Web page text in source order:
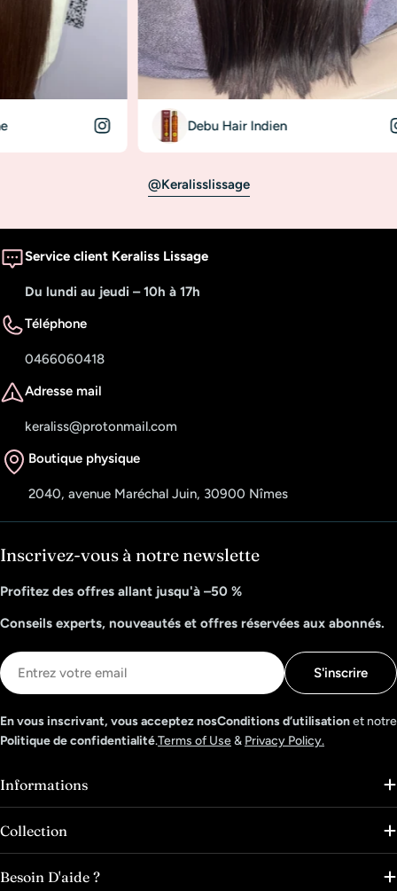
Debu Hair Indien
@keralisslissage
Service client Keraliss Lissage
Du lundi au jeudi – 10h à 17h
Téléphone
0466060418
Adresse mail
keraliss@protonmail.com
Boutique physique
2040, avenue Maréchal Juin, 30900 Nîmes
Inscrivez-vous à notre newslette
Profitez des offres allant jusqu'à –50 %
Conseils experts, nouveautés et offres réservées aux abonnés.
E-
mail
S'inscrire
En vous inscrivant, vous acceptez nosConditions d’utilisationet notre
Politique de confidentialité.Terms of Use& Privacy Policy.
Informations
Collection
Besoin D'aide ?